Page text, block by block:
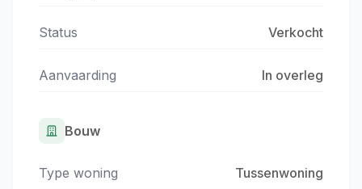
Status Verkocht
Aanvaarding In overleg
Bouw
Type woning Tussenwoning